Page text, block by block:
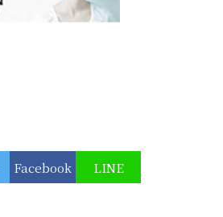
Facebook LINE